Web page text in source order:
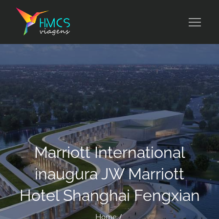
content
Marriott International
inaugura JW Marriott
Hotel Shanghai Fengxian
Home